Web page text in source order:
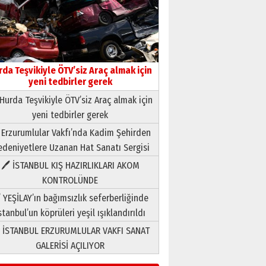
Teşvikiyle ÖTV’siz Araç almak için
yeni tedbirler gerek
Teşvikiyle ÖTV’siz Araç almak için
yeni tedbirler gerek
Vakfı’nda Kadim Şehirden
Uzanan Hat Sanatı Sergisi
🖊 İSTANBUL KIŞ HAZIRLIKLARI AKOM
KONTROLÜNDE
bağımsızlık seferberliğinde
köprüleri yeşil ışıklandırıldı
ERZURUMLULAR VAKFI SANAT
GALERİSİ AÇILIYOR
Neşat YALÇIN
Paranın Aile Kültüründeki Yeri
03 Ağustos 2026 Pazartesi
Yıldırım Gündoğdu
HAVVA’NIN ÜÇ KIZI
09 Temmuz 2026 Perşembe
Yusuf POLAT
Şampiyonluk Sebahattin
Şirin’e yazar